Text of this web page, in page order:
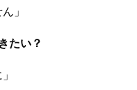
」
たい？